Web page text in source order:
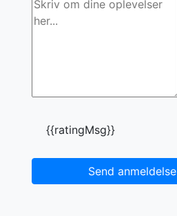
{{ratingMsg}}
Send anmeldelse